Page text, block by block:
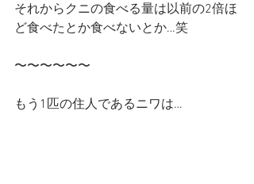
それからクニの食べる量は以前の2倍ほ
ど食べたとか食べないとか…笑
〜〜〜〜〜〜
もう1匹の住人であるニワは…